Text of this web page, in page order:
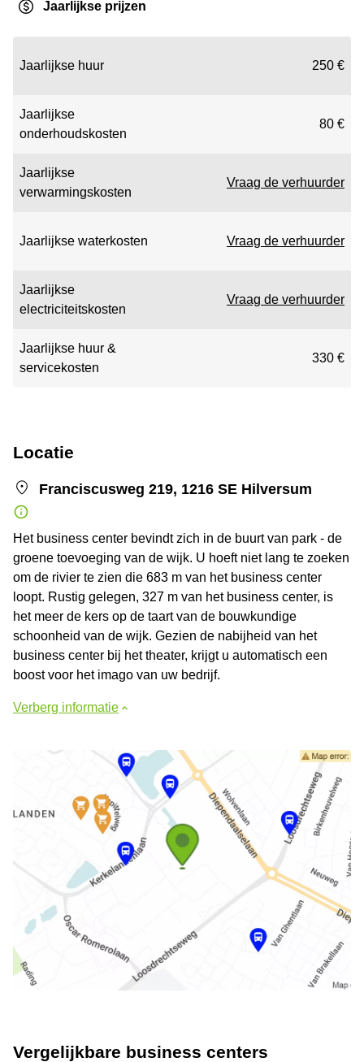
Jaarlijkse prijzen
Jaarlijkse huur 250 €
Jaarlijkse
onderhoudskosten
80 €
Jaarlijkse
verwarmingskosten
Vraag de verhuurder
Jaarlijkse waterkosten Vraag de verhuurder
Jaarlijkse
electriciteitskosten
Vraag de verhuurder
Jaarlijkse huur &
servicekosten
330 €
Locatie
Franciscusweg 219, 1216 SE Hilversum
Het business center bevindt zich in de buurt van park - de
groene toevoeging van de wijk. U hoeft niet lang te zoeken
om de rivier te zien die 683 m van het business center
loopt. Rustig gelegen, 327 m van het business center, is
het meer de kers op de taart van de bouwkundige
schoonheid van de wijk. Gezien de nabijheid van het
business center bij het theater, krijgt u automatisch een
boost voor het imago van uw bedrijf.
Verberg informatie
Vergelijkbare business centers